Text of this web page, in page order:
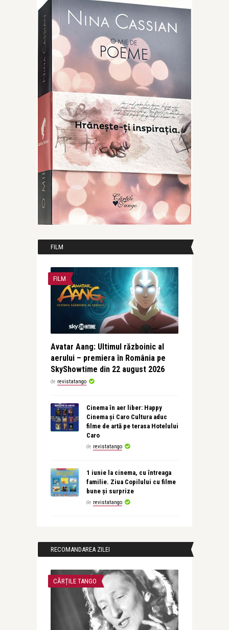
FILM
FILM
Avatar Aang: Ultimul războinic al
aerului – premiera în România pe
SkyShowtime din 22 august 2026
de revistatango
Cinema în aer liber: Happy
Cinema și Caro Cultura aduc
filme de artă pe terasa Hotelului
Caro
de revistatango
1 iunie la cinema, cu întreaga
familie. Ziua Copilului cu filme
bune și surprize
de revistatango
RECOMANDAREA ZILEI
CĂRȚILE TANGO